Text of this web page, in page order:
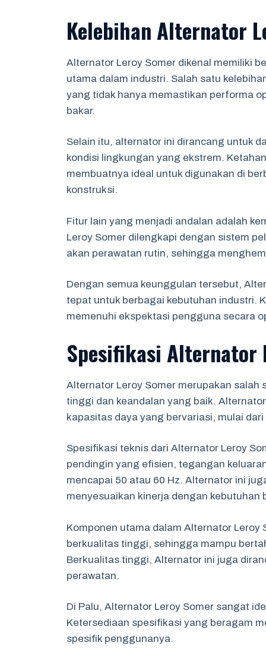
Kelebihan Alternator
Alternator Leroy Somer dikenal memiliki
utama dalam industri. Salah satu
yang tidak hanya memastikan performa
bakar.
Selain itu, alternator ini dirancang untuk
kondisi lingkungan yang ekstrem.
membuatnya ideal untuk digunakan di
konstruksi.
Fitur lain yang menjadi andalan adalah
Leroy Somer dilengkapi dengan sistem
akan perawatan rutin, sehingga
Dengan semua keunggulan tersebut,
tepat untuk berbagai kebutuhan industri.
memenuhi ekspektasi pengguna secara
Spesifikasi Alternator
Alternator Leroy Somer merupakan
tinggi dan keandalan yang baik.
kapasitas daya yang bervariasi, mulai
Spesifikasi teknis dari Alternator Leroy
pendingin yang efisien, tegangan
mencapai 50 atau 60 Hz. Alternator ini
menyesuaikan kinerja dengan kebutuhan
Komponen utama dalam Alternator Leroy
berkualitas tinggi, sehingga mampu
Berkualitas tinggi, Alternator ini juga
perawatan.
Di Palu, Alternator Leroy Somer sangat
Ketersediaan spesifikasi yang beragam
spesifik penggunanya.